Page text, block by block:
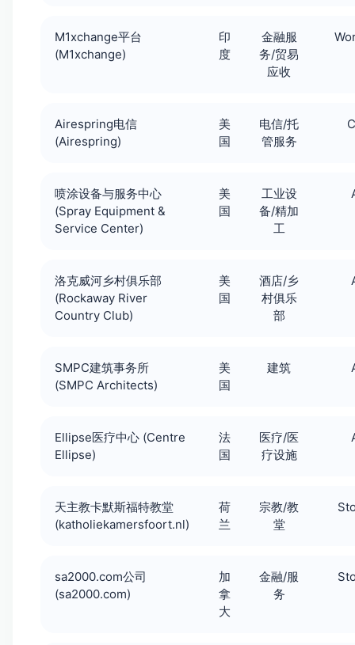
M1xchange平台
(M1xchange)
印
度
金融服
务/贸易
应收
Airespring电信
(Airespring)
美
国
电信/托
管服务
喷涂设备与服务中心
(Spray Equipment &
Service Center)
美
国
工业设
备/精加
工
洛克威河乡村俱乐部
(Rockaway River
Country Club)
美
国
酒店/乡
村俱乐
部
SMPC建筑事务所
(SMPC Architects)
美
国
建筑
Ellipse医疗中心 (Centre
Ellipse)
法
国
医疗/医
疗设施
天主教卡默斯福特教堂
(katholiekamersfoort.nl)
荷
兰
宗教/教
堂
sa2000.com公司
(sa2000.com)
加
拿
大
金融/服
务